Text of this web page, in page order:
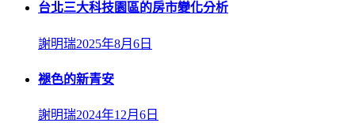
台北三大科技園區的房市變化分析
謝明瑞2025年8月6日
褪色的新青安
謝明瑞2024年12月6日